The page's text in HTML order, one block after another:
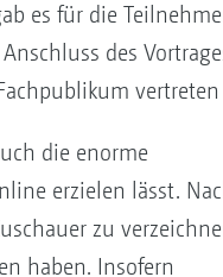
es für die
des
vertreten
die enorme
erzielen lässt.
zu
haben. Insofern